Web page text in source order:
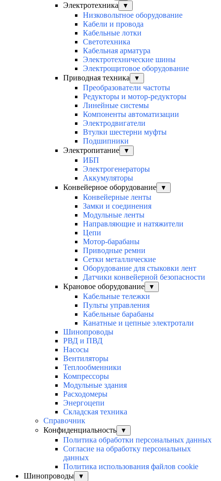
Электротехника ▼
Низковольтное оборудование
Кабели и провода
Кабельные лотки
Светотехника
Кабельная арматура
Электротехнические шины
Электрощитовое оборудование
Приводная техника
▼
Преобразователи частоты
Редукторы и мотор-редукторы
Линейные системы
Компоненты автоматизации
Электродвигатели
Втулки шестерни муфты
Подшипники
Электропитание
▼
ИБП
Электрогенераторы
Аккумуляторы
Конвейерное оборудование
▼
Конвейерные ленты
Замки и соединения
Модульные ленты
Направляющие и натяжители
Цепи
Мотор-барабаны
Приводные ремни
Сетки металлические
Оборудование для стыковки лент
Датчики конвейерной безопасности
Крановое оборудование
▼
Кабельные тележки
Пульты управления
Кабельные барабаны
Канатные и цепные электротали
Шинопроводы
РВД и ПВД
Насосы
Вентиляторы
Теплообменники
Компрессоры
Модульные здания
Расходомеры
Энергоцепи
Складская техника
Справочник
Конфиденциальность
▼
Политика обработки персональных данных
Согласие на обработку персональных
данных
Политика использования файлов cookie
Шинопроводы
▼